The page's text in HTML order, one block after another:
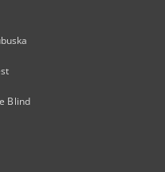
Blind